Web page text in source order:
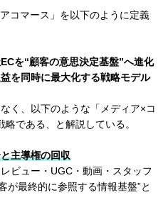
コマース」を以下のように定義
を“顧客の意思決定基盤”へ進化
を同時に最大化する戦略モデル
く、以下のような「メディア×コ
である、と解説している。
主導権の回収
ビュー・UGC・動画・スタッフ
が最終的に参照する情報基盤”と